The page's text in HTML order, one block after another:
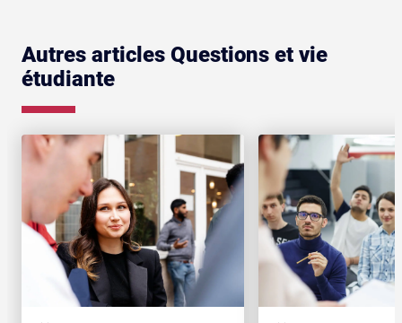
Autres articles Questions et vie
étudiante